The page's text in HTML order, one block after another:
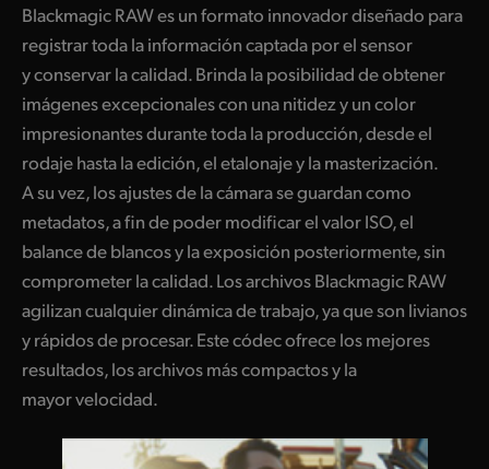
Blackmagic RAW es un formato innovador diseñado para
registrar toda la información captada por el sensor
y conservar la calidad. Brinda la posibilidad de obtener
imágenes excepcionales con una nitidez y un color
impresionantes durante toda la producción, desde el
rodaje hasta la edición, el etalonaje y la masterización.
A su vez, los ajustes de la cámara se guardan como
metadatos, a fin de poder modificar el valor ISO, el
balance de blancos y la exposición posteriormente, sin
comprometer la calidad. Los archivos Blackmagic RAW
agilizan cualquier dinámica de trabajo, ya que son livianos
y rápidos de procesar. Este códec ofrece los mejores
resultados, los archivos más compactos y la
mayor velocidad.